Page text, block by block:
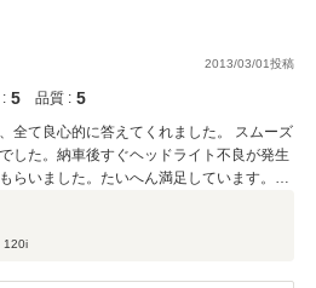
2013/03/01投稿
5 品質 : 5
全て良心的に答えてくれました。 スムーズ
した。納車後すぐヘッドライト不良が発生
らいました。たいへん満足しています。車
いたら、迷わず購入して大丈夫だと思いま
120i